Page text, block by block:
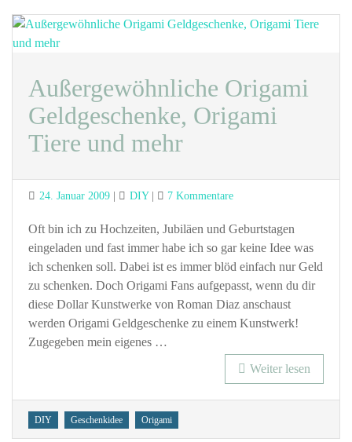
Außergewöhnliche Origami
Geldgeschenke, Origami
Tiere und mehr
Posted
24. Januar 2009 Categories
DIY 7 Kommentarezu
Origami
Geldgeschenke,
Origami
und
mehr
Oft bin ich zu Hochzeiten, Jubiläen und Geburtstagen
eingeladen und fast immer habe ich so gar keine Idee was
ich schenken soll. Dabei ist es immer blöd einfach nur Geld
zu schenken. Doch Origami Fans aufgepasst, wenn du dir
diese Dollar Kunstwerke von Roman Diaz anschaust
werden Origami Geldgeschenke zu einem Kunstwerk!
Zugegeben mein eigenes …
Weiter lesen
Tags
DIY Geschenkidee Origami